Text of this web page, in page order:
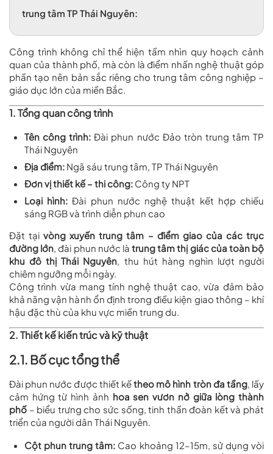
trung tâm TP Thái Nguyên:
Công trình không chỉ thể hiện tầm nhìn quy hoạch cảnh
quan của thành phố, mà còn là điểm nhấn nghệ thuật góp
phần tạo nên bản sắc riêng cho trung tâm công nghiệp –
giáo dục lớn của miền Bắc.
1. Tổng quan công trình
Tên công trình: Đài phun nước Đảo tròn trung tâm TP
Thái Nguyên
Địa điểm: Ngã sáu trung tâm, TP Thái Nguyên
Đơn vị thiết kế – thi công: Công ty NPT
Loại hình: Đài phun nước nghệ thuật kết hợp chiếu
sáng RGB và trình diễn phun cao
Đặt tạivòng xuyến trung tâm – điểm giao của các trục
đường lớn , đài phun nước làtrung tâm thị giác của toàn bộ
khu đô thị Thái Nguyên , thu hút hàng nghìn lượt người
chiêm ngưỡng mỗi ngày.
Công trình vừa mang tính nghệ thuật cao, vừa đảm bảo
khả năng vận hành ổn định trong điều kiện giao thông – khí
hậu đặc thù của khu vực miền trung du.
2. Thiết kế kiến trúc và kỹ thuật
2.1. Bố cục tổng thể
Đài phun nước được thiết kếtheo mô hình tròn đa tầng, lấy
cảm hứng từ hình ảnh hoa sen vươn nở giữa lòng thành
phố – biểu trưng cho sức sống, tinh thần đoàn kết và phát
triển của người dân Thái Nguyên.
Cột phun trung tâm: Cao khoảng 12–15m, sử dụng vòi